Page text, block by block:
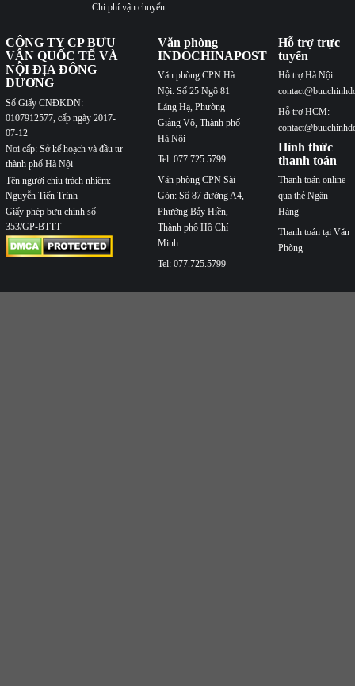
Chi phí vận chuyển
CÔNG TY CP BƯU
VẬN QUỐC TẾ VÀ
NỘI ĐỊA ĐÔNG
DƯƠNG
Số Giấy CNĐKDN:
0107912577, cấp ngày 2017-
07-12
Nơi cấp: Sở kế hoạch và đầu tư
thành phố Hà Nội
Tên người chịu trách nhiệm:
Nguyễn Tiến Trình
Giấy phép bưu chính số
353/GP-BTTT
Văn phòng
INDOCHINAPOST
Văn phòng CPN Hà
Nội: Số 25 Ngõ 81
Láng Hạ, Phường
Giảng Võ, Thành phố
Hà Nội
Tel: 077.725.5799
Văn phòng CPN Sài
Gòn: Số 87 đường A4,
Phường Bảy Hiền,
Thành phố Hồ Chí
Minh
Tel: 077.725.5799
Hỗ trợ trực
tuyến
Hỗ trợ Hà Nội:
Hỗ trợ HCM:
Hình thức
thanh toán
Thanh toán online
qua thẻ Ngân
Hàng
Thanh toán tại Văn
Phòng